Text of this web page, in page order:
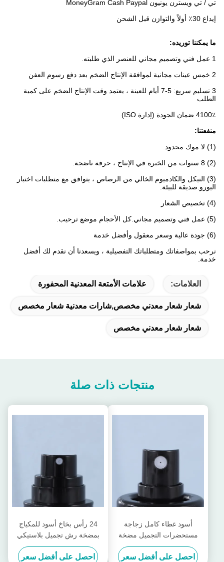
تي / تي ويسترن يونيون MoneyGram Cash Paypal
إيداع 30٪ أولاً والتوازن قبل الشحن
ما يمكننا توريده:
1 عمل فني وتصميم مجاني للعنصر الذي طلبته.
2 خمس عينات مجانية لموافقة الإنتاج الضخم بعد دفع رسوم العفن
3 تسليم سريع: 5-7 أيام للعينة ، يعتمد وقت الإنتاج الضخم على كمية
الطلب
4100٪ ضمان الجودة (إدارة ISO)
منفعتنا:
(1) لا موك محدود.
(2) 8 سنوات من الخبرة في الإنتاج ، حرفة ناضجة.
(3) النيكل والكادميوم الخالي من الرصاص ، يتوافق مع متطلبات اختبار
اليورو.صديقة للبيئة.
(4) تخصيص الشعار
(5) عمل فني وتصميم مجاني.كل الأحجام موضع ترحيب.
(6) جودة عالية وسعر معقول وأفضل خدمة
نرحب بمواصفاتك ومتطلباتك التفصيلية ، ويسعدنا أن نقدم لك أفضل
خدمة.
العلامات: علامات الأمتعة المعدنية المحفورة
شعار شعار معدني مخصص,شارات معدنية شعار مخصص
شعار شعار معدني مخصص
منتجات ذات صلة
أسود غطاء كامل زجاجة
مستحضرات التجميل مضخة
رئيس الحبر التعبئة والتغليف
زجاجة رذاذ رئيس
احصل على أفضل سعر
24 رأس بخاخ أسود للمكياج
بمضخة رش تجميل بلاستيكي
رأس بخاخ حبر
احصل على أفضل سعر